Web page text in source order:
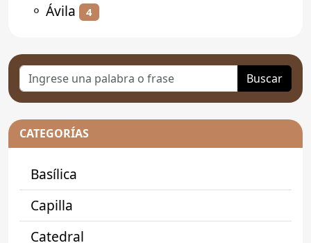
⚬ Ávila 4
Buscar
CATEGORÍAS
Basílica
Capilla
Catedral